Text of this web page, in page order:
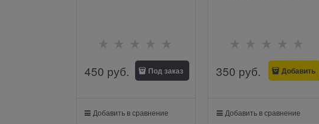
450 руб. Под заказ
Добавить в сравнение
350 руб. Добавить
Добавить в сравнение